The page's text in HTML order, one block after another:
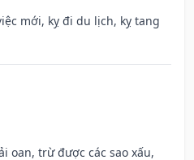
mới, kỵ đi du lịch, kỵ tang
oan, trừ được các sao xấu,